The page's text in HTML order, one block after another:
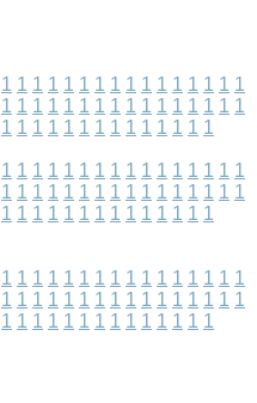
1 1 1 1 1 1 1 1 1 1 1 1 1 1 1 1
1 1 1 1 1 1 1 1 1 1 1 1 1 1 1 1
1 1 1 1 1 1 1 1 1 1 1 1 1 1
1 1 1 1 1 1 1 1 1 1 1 1 1 1 1 1
1 1 1 1 1 1 1 1 1 1 1 1 1 1 1 1
1 1 1 1 1 1 1 1 1 1 1 1 1 1
1 1 1 1 1 1 1 1 1 1 1 1 1 1 1 1
1 1 1 1 1 1 1 1 1 1 1 1 1 1 1 1
1 1 1 1 1 1 1 1 1 1 1 1 1 1